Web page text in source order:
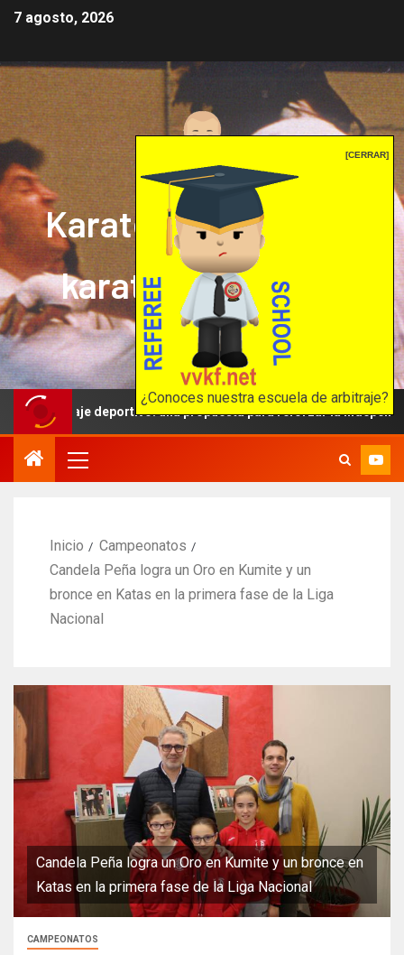
[CERRAR]
¿Conoces nuestra escuela de arbitraje?
7 agosto, 2026
Karate mrprepor: el
karate en internet
El karate en internet
deportivo: una propuesta para reforzar la independencia
Inicio
Campeonatos
Candela Peña logra un Oro en Kumite y un
bronce en Katas en la primera fase de la Liga
Nacional
Candela Peña logra un Oro en Kumite y un bronce en
Katas en la primera fase de la Liga Nacional
CAMPEONATOS